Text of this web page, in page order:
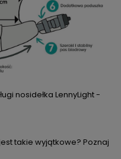
nosidełka LennyLight -
takie wyjątkowe? Poznaj